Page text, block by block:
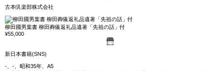
古本倶楽部株式会社
柳田國男葉書 柳田葬儀返礼品遺著「先祖の話」付
¥55,000
新日本書籍(SNS)
-、-、昭和35年、A5